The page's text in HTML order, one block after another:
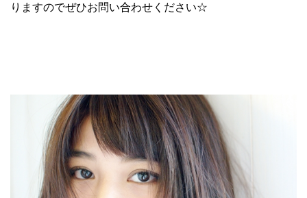
りますのでぜひお問い合わせください☆